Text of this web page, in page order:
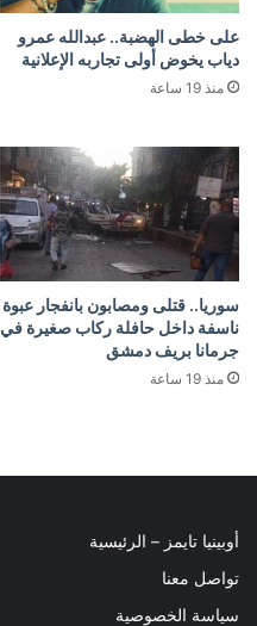
على خطى الهضبة.. عبدالله عمرو
دياب يخوض أولى تجاربه الإعلانية
منذ 19 ساعة
سوريا.. قتلى ومصابون بانفجار عبوة
ناسفة داخل حافلة ركاب صغيرة في
جرمانا بريف دمشق
منذ 19 ساعة
أوبينيا تايمز – الرئيسية
تواصل معنا
سياسة الخصوصية